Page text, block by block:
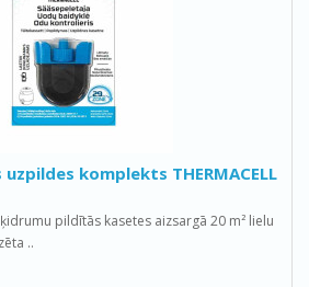
komplekts THERMACELL
pildītās kasetes aizsargā 20 m² lielu
..